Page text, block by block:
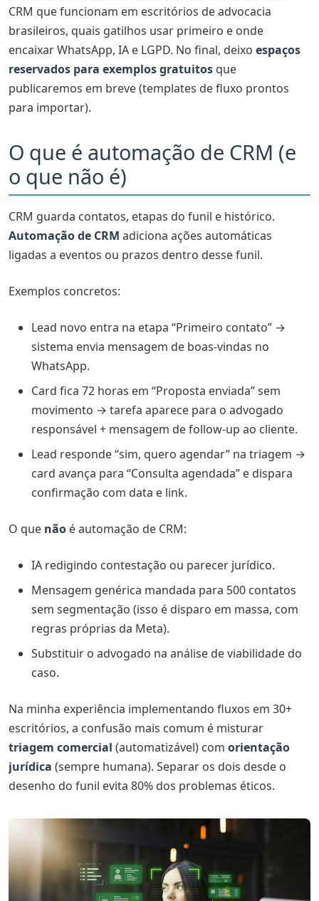
Exemplo 2: Follow-up automático após proposta
enviada
Exemplo 3: Confirmação e lembrete de consulta
agendada
Exemplo 4: Reativação de leads frios (nutrição
comercial)
advogado
LGPD e ética: o que pode (e não pode) ir numa
automação de CRM
Erros que fazem automação de CRM falhar (e como
evitar)
Quando migrar de planilha ou CRM free para solução
🚀 Automatize seu funil comercial no WhatsApp
CRM que funcionam em escritórios de advocacia
brasileiros, quais gatilhos usar primeiro e onde
encaixar WhatsApp, IA e LGPD. No final, deixo espaços
reservados para exemplos gratuitos que
publicaremos em breve (templates de fluxo prontos
para importar).
O que é automação de CRM (e
o que não é)
CRM guarda contatos, etapas do funil e histórico.
Automação de CRM adiciona ações automáticas
ligadas a eventos ou prazos dentro desse funil.
Exemplos concretos:
Lead novo entra na etapa “Primeiro contato” →
sistema envia mensagem de boas-vindas no
WhatsApp.
Card fica 72 horas em “Proposta enviada” sem
movimento → tarefa aparece para o advogado
responsável + mensagem de follow-up ao cliente.
Lead responde “sim, quero agendar” na triagem →
card avança para “Consulta agendada” e dispara
confirmação com data e link.
O que não é automação de CRM:
IA redigindo contestação ou parecer jurídico.
Mensagem genérica mandada para 500 contatos
sem segmentação (isso é disparo em massa, com
regras próprias da Meta).
Substituir o advogado na análise de viabilidade do
caso.
Na minha experiência implementando fluxos em 30+
escritórios, a confusão mais comum é misturar
triagem comercial (automatizável) com orientação
jurídica (sempre humana). Separar os dois desde o
desenho do funil evita 80% dos problemas éticos.